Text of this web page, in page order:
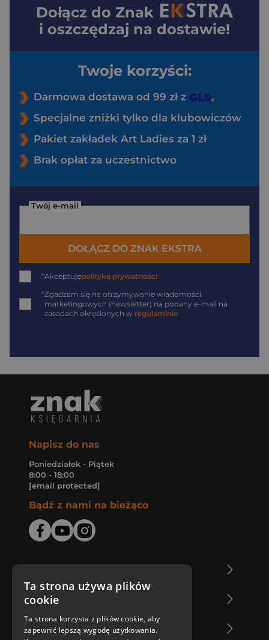
Dołącz do Znak
i oszczędzaj na dostawie!
Twoje korzyści:
Darmowa dostawa od 99 zł z
Specjalne zniżki tylko dla klubowiczów
Pakiet zakładek Art Ladies za 1 zł
Brak opłat za uczestnictwo
Twój e-mail
DOŁĄCZ DO ZNAK EKSTRA
*Akceptujępolitykę prywatności
*Zgadzam się na otrzymywanie wiadomości
marketingowych (newsletter) na podany e-mail na
zasadach określonych w regulaminie.
Napisz do nas
Poniedziałek - Piątek
8:00 - 18:00
[email protected]
Bądź z nami na bieżąco
Zakupy u nas
Nasza oferta
Ta strona używa plików
cookie
Ta strona korzysta z plików cookie, aby
zapewnić lepszą wygodę użytkowania.